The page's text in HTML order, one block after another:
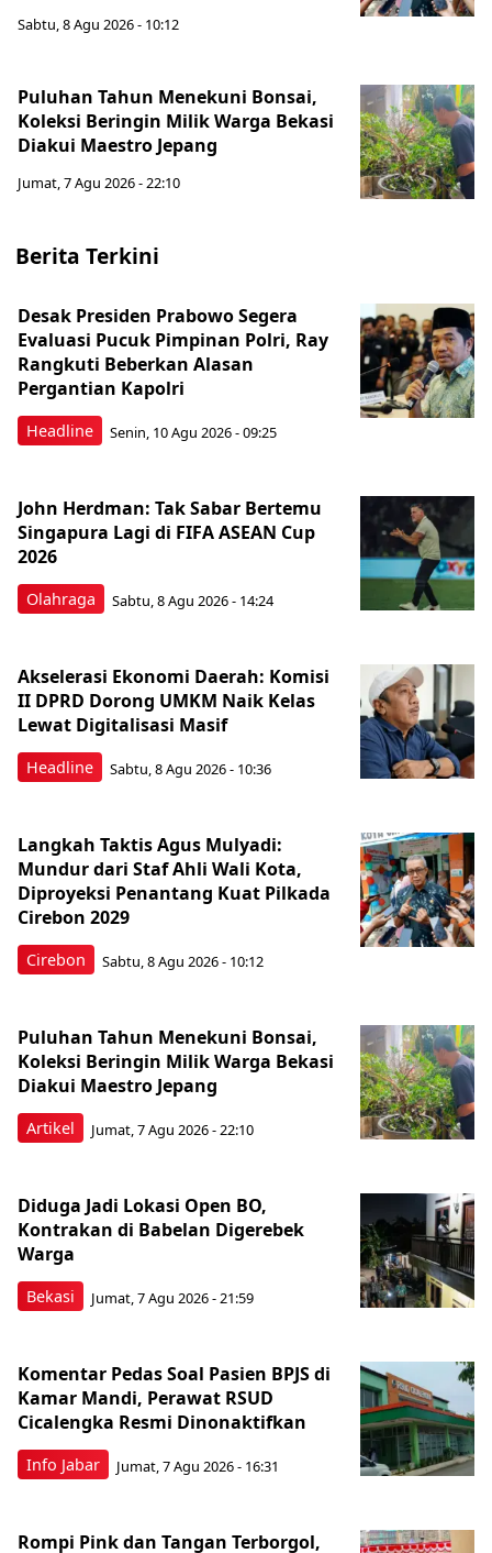
Sabtu, 8 Agu 2026 - 10:12
Puluhan Tahun Menekuni Bonsai,
Koleksi Beringin Milik Warga Bekasi
Diakui Maestro Jepang
Jumat, 7 Agu 2026 - 22:10
Berita Terkini
Headline
Desak Presiden Prabowo Segera
Evaluasi Pucuk Pimpinan Polri, Ray
Rangkuti Beberkan Alasan
Pergantian Kapolri
Senin, 10 Agu 2026 - 09:25
Olahraga
John Herdman: Tak Sabar Bertemu
Singapura Lagi di FIFA ASEAN Cup
2026
Sabtu, 8 Agu 2026 - 14:24
Headline
Akselerasi Ekonomi Daerah: Komisi
II DPRD Dorong UMKM Naik Kelas
Lewat Digitalisasi Masif
Sabtu, 8 Agu 2026 - 10:36
Cirebon
Langkah Taktis Agus Mulyadi:
Mundur dari Staf Ahli Wali Kota,
Diproyeksi Penantang Kuat Pilkada
Cirebon 2029
Sabtu, 8 Agu 2026 - 10:12
Artikel
Puluhan Tahun Menekuni Bonsai,
Koleksi Beringin Milik Warga Bekasi
Diakui Maestro Jepang
Jumat, 7 Agu 2026 - 22:10
Bekasi
Diduga Jadi Lokasi Open BO,
Kontrakan di Babelan Digerebek
Warga
Jumat, 7 Agu 2026 - 21:59
Info Jabar
Komentar Pedas Soal Pasien BPJS di
Kamar Mandi, Perawat RSUD
Cicalengka Resmi Dinonaktifkan
Jumat, 7 Agu 2026 - 16:31
Rompi Pink dan Tangan Terborgol,